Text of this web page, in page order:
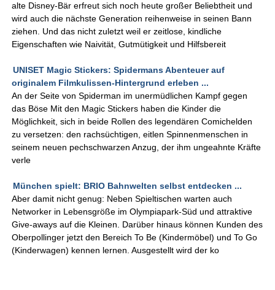
alte Disney-Bär erfreut sich noch heute großer Beliebtheit und
wird auch die nächste Generation reihenweise in seinen Bann
ziehen. Und das nicht zuletzt weil er zeitlose, kindliche
Eigenschaften wie Naivität, Gutmütigkeit und Hilfsbereit
UNISET Magic Stickers: Spidermans Abenteuer auf
originalem Filmkulissen-Hintergrund erleben ...
An der Seite von Spiderman im unermüdlichen Kampf gegen
das Böse Mit den Magic Stickers haben die Kinder die
Möglichkeit, sich in beide Rollen des legendären Comichelden
zu versetzen: den rachsüchtigen, eitlen Spinnenmenschen in
seinem neuen pechschwarzen Anzug, der ihm ungeahnte Kräfte
verle
München spielt: BRIO Bahnwelten selbst entdecken ...
Aber damit nicht genug: Neben Spieltischen warten auch
Networker in Lebensgröße im Olympiapark-Süd und attraktive
Give-aways auf die Kleinen. Darüber hinaus können Kunden des
Oberpollinger jetzt den Bereich To Be (Kindermöbel) und To Go
(Kinderwagen) kennen lernen. Ausgestellt wird der ko